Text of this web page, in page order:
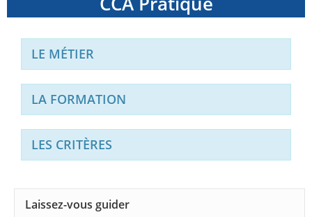
LE MÉTIER
LA FORMATION
LES CRITÈRES
Laissez-vous guider